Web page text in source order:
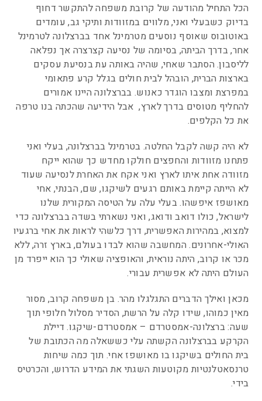
הכל התחיל מהודעה של קרובת משפחה להתקשר דחוף
בדיוק כשבעלי ואני, מלווים במזוודות ותיקי גב, עומדים
באוטובוס שאוסף נוסעים מטרמינל אחד בברצלונה לטרמינל
אחר, בדרך הביתה, בסיומה של נסיעה קצרצרה אך נפלאה
לליסבון. הסתבר שאחי, שהיה באותה עת בנסיעת עסקים
בארצות הברית, הובהל לבית חולים בגלל קרע פתאומי
במפרצת ומצבו הוגדר כאנוש. בברצלונה היינו אמורים
להחליף מטוסים בדרך לארץ, אבל הידיעה שהכתה בנו טרפה
את כל הקלפים.
לא היה קשה לקבל החלטה. בטרמינל בברצלונה, בעלי ואני
פתחנו מזוודות והחפצים חולקו מחדש כך שהוא ייקח
מזוודה אחת איתו לארץ ואני אקח את האחרת לנסיעה שעוד
לא הייתה קיימת באותם רגעים לשיקגו, שם, הבנתי, אחי
מאושפז איפשהו. בעלי עלה על הטיסה המקורית שלנו
לישראל, כולו דואב ודואג, ואני נשארתי בשדה בברצלונה כדי
למצוא, במהירות האפשרית, דרך כלשהי לראות את אחי ברגעיו
האולי-אחרונים. המחשבה שהוא לבדו בעולם, בארץ זרה, ללא
מכר או קרוב, היתה נוראית, והאופציה שאולי כך הוא ייפרד מן
העולם היתה לא אפשרית עבורי.
מכאן ואילך הדברים התגלגלו מהר. בן משפחה קרוב, מסור
מאין כמוהו, שידו קלה על הרשת, הסדיר מסלול חלופי תוך
שעה: ברצלונה-אמסטרדם – אמסטרדם-שיקגו. דיילת
הקרקע בברצלונה הקשתה עלי כששאלה מה הכתובת של
בית החולים בשיקגו בו מאושפז אחי. תוך כמה שיחות
טרנסאטלנטיות מקוטעות השגתי את המידע הדרוש, והכרטיס
בידי.